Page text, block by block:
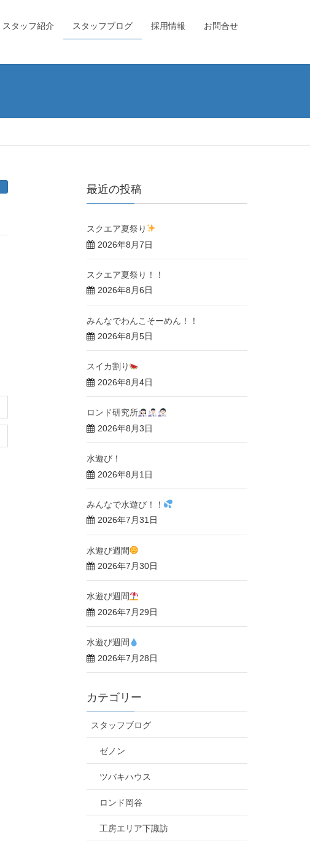
スタッフ紹介 スタッフブログ 採用情報 お問合せ
最近の投稿
スクエア夏祭り
2026年8月7日
スクエア夏祭り！！
2026年8月6日
みんなでわんこそーめん！！
2026年8月5日
スイカ割り
2026年8月4日
ロンド研究所
2026年8月3日
水遊び！
2026年8月1日
みんなで水遊び！！
2026年7月31日
水遊び週間
2026年7月30日
水遊び週間
2026年7月29日
水遊び週間
2026年7月28日
カテゴリー
スタッフブログ
ゼノン
ツバキハウス
ロンド岡谷
工房エリア下諏訪